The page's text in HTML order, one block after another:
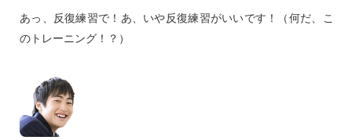
あっ、反復練習で！あ、いや反復練習がいいです！（何だ、こ
のトレーニング！？）